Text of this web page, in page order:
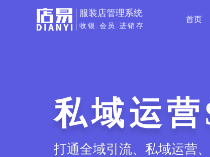
服装店管理系统
收银.会员.进销存
首页
商城小
服装专属小程序电商平台